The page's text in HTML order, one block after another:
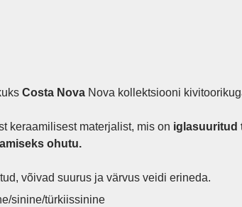
Costa Nova Nova kollektsiooni
keraamilisest materjalist, mis on iglasuuritud
ohutu.
võivad suurus ja värvus veidi erineda.
sinine/türkiissinine